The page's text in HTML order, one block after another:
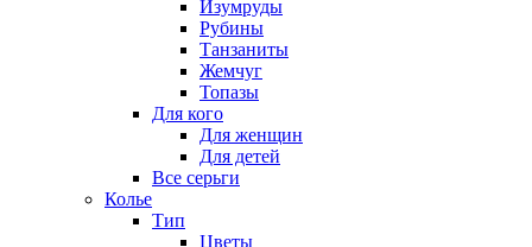
Изумруды
Рубины
Танзаниты
Жемчуг
Топазы
Для кого
Для женщин
Для детей
Все серьги
Колье
Тип
Цветы